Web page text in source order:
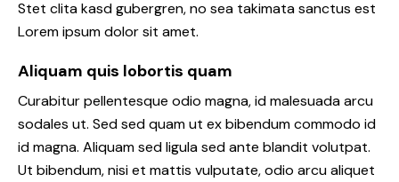
Stet clita kasd gubergren, no sea takimata sanctus est
Lorem ipsum dolor sit amet.
Aliquam quis lobortis quam
Curabitur pellentesque odio magna, id malesuada arcu
sodales ut. Sed sed quam ut ex bibendum commodo id
id magna. Aliquam sed ligula sed ante blandit volutpat.
Ut bibendum, nisi et mattis vulputate, odio arcu aliquet